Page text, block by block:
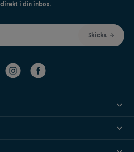
direkt i din inbox.
Skicka